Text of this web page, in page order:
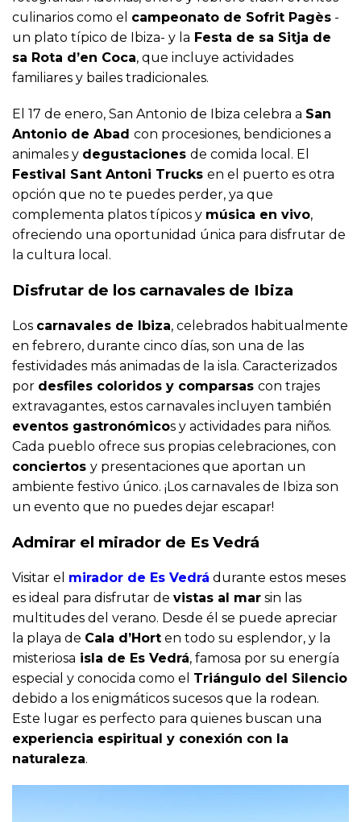
culinarios como el campeonato de Sofrit Pagès -
un plato típico de Ibiza- y la Festa de sa Sitja de
sa Rota d’en Coca, que incluye actividades
familiares y bailes tradicionales.
El 17 de enero, San Antonio de Ibiza celebra a San
Antonio de Abad con procesiones, bendiciones a
animales y degustaciones de comida local. El
Festival Sant Antoni Trucks en el puerto es otra
opción que no te puedes perder, ya que
complementa platos típicos y música en vivo,
ofreciendo una oportunidad única para disfrutar de
la cultura local.
Disfrutar de los carnavales de Ibiza
Los carnavales de Ibiza, celebrados habitualmente
en febrero, durante cinco días, son una de las
festividades más animadas de la isla. Caracterizados
por desfiles coloridos y comparsas con trajes
extravagantes, estos carnavales incluyen también
eventos gastronómicos y actividades para niños.
Cada pueblo ofrece sus propias celebraciones, con
conciertos y presentaciones que aportan un
ambiente festivo único. ¡Los carnavales de Ibiza son
un evento que no puedes dejar escapar!
Admirar el mirador de Es Vedrá
Visitar el mirador de Es Vedrá durante estos meses
es ideal para disfrutar de vistas al mar sin las
multitudes del verano. Desde él se puede apreciar
la playa de Cala d’Hort en todo su esplendor, y la
misteriosa isla de Es Vedrá, famosa por su energía
especial y conocida como el Triángulo del Silencio
debido a los enigmáticos sucesos que la rodean.
Este lugar es perfecto para quienes buscan una
experiencia espiritual y conexión con la
naturaleza.